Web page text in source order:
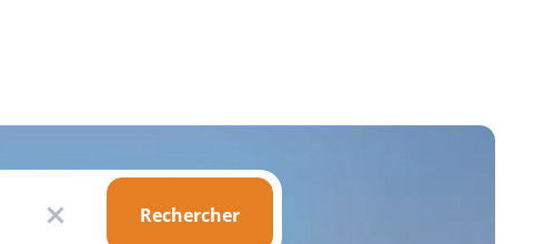
x
Rechercher
Rechercher